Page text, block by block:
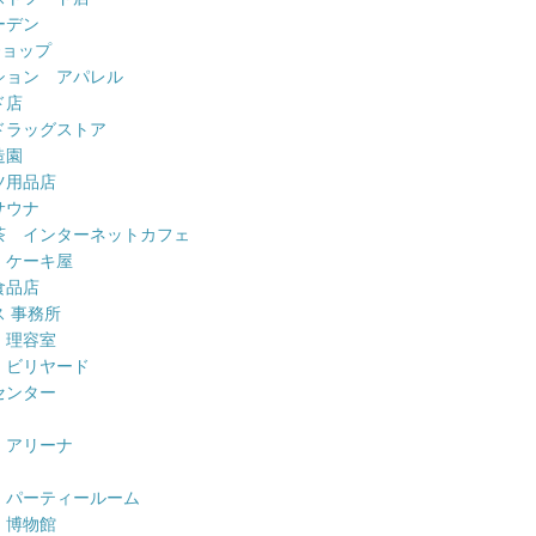
デン
ップ
ョン アパレル
店
ッグストア
用品店
ナ
インターネットカフェ
ーキ屋
品店
事務所
容室
リヤード
ンター
リーナ
ーティールーム
物館